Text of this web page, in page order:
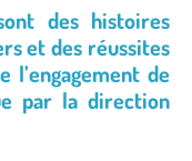
des histoires
et des réussites
l’engagement de
par la direction